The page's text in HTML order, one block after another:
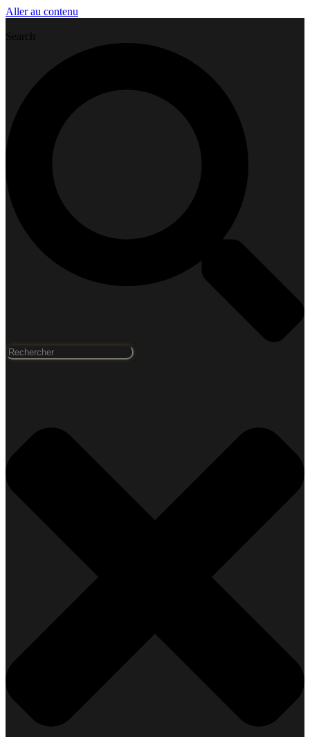
Aller au contenu
Search